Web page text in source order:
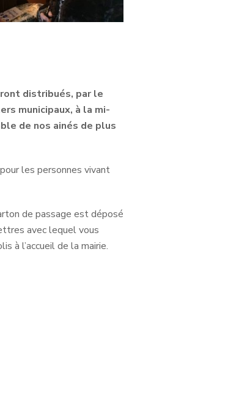
distribués, par le
municipaux, à la mi-
de nos ainés de plus
les personnes vivant
de passage est déposé
avec lequel vous
à l’accueil de la mairie.